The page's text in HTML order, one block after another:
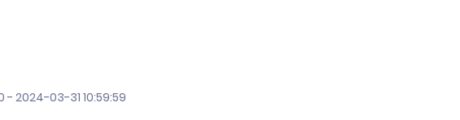
- 2024-03-31 10:59:59